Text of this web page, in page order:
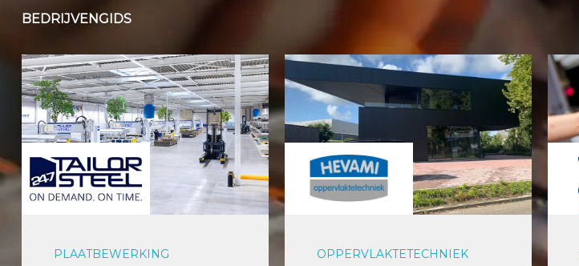
BEDRIJVENGIDS
PLAATBEWERKING OPPERVLAKTETECHNIEK